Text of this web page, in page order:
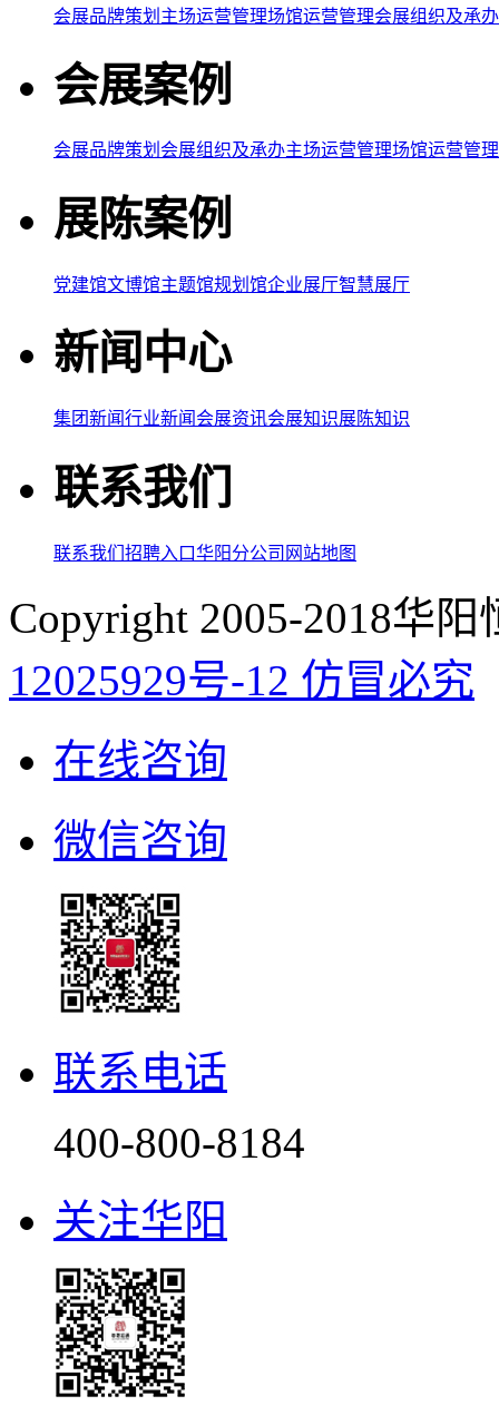
会展品牌策划 主场运营管理场馆运营管理会展组织及承办
会展案例
会展品牌策划 会展组织及承办主场运营管理场馆运营管理
展陈案例
党建馆文博馆主题馆规划馆企业展厅智慧展厅
新闻中心
集团新闻行业新闻 会展资讯会展知识展陈知识
联系我们
联系我们 招聘入口华阳分公司 网站地图
Copyright 2005-2018华
12025929号-12 仿冒必究
在线咨询
微信咨询
联系电话
400-800-8184
关注华阳